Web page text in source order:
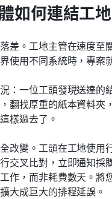
如何連結工
差。工地主管在速度
使用不同系統時，專案
：一位工頭發現送達
翻找厚重的紙本資料
樣過去了。
改變。工頭在工地使
交叉比對，立即通知
作，而非耗費數天。
大成巨大的排程延誤。